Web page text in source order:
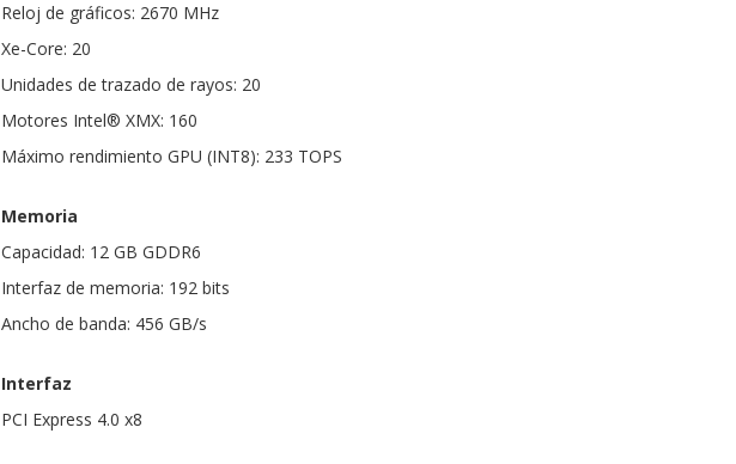
Reloj de gráficos: 2670 MHz
Xe-Core: 20
Unidades de trazado de rayos: 20
Motores Intel® XMX: 160
Máximo rendimiento GPU (INT8): 233 TOPS
Memoria
Capacidad: 12 GB GDDR6
Interfaz de memoria: 192 bits
Ancho de banda: 456 GB/s
Interfaz
PCI Express 4.0 x8